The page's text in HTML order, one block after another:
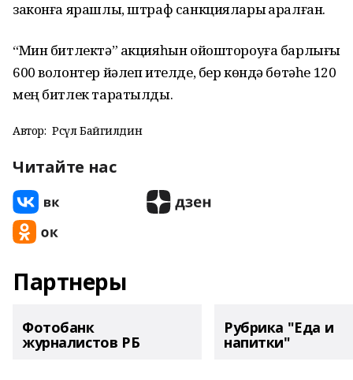
законға ярашлы, штраф санкциялары ҡаралған.
“Мин битлектә” акцияһын ойоштороуға барлығы
600 волонтер йәлеп ителде, бер көндә бөтәһе 120
мең битлек таратылды.
Автор: Рәсүл Байгилдин
Читайте нас
Партнеры
Фотобанк
журналистов РБ
Рубрика "Еда и
напитки"